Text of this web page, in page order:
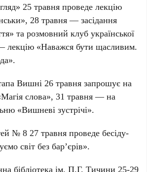
25 травня проведе лекцію
28 травня — засідання
та розмовний клуб української
лекцію «Наважся бути щасливим.
Вишні 26 травня запрошує на
слова», 31 травня — на
«Вишневі зустрічі».
№ 8 27 травня проведе бесіду-
світ без бар’єрів».
бібліотека ім. П.Г. Тичини 25-29